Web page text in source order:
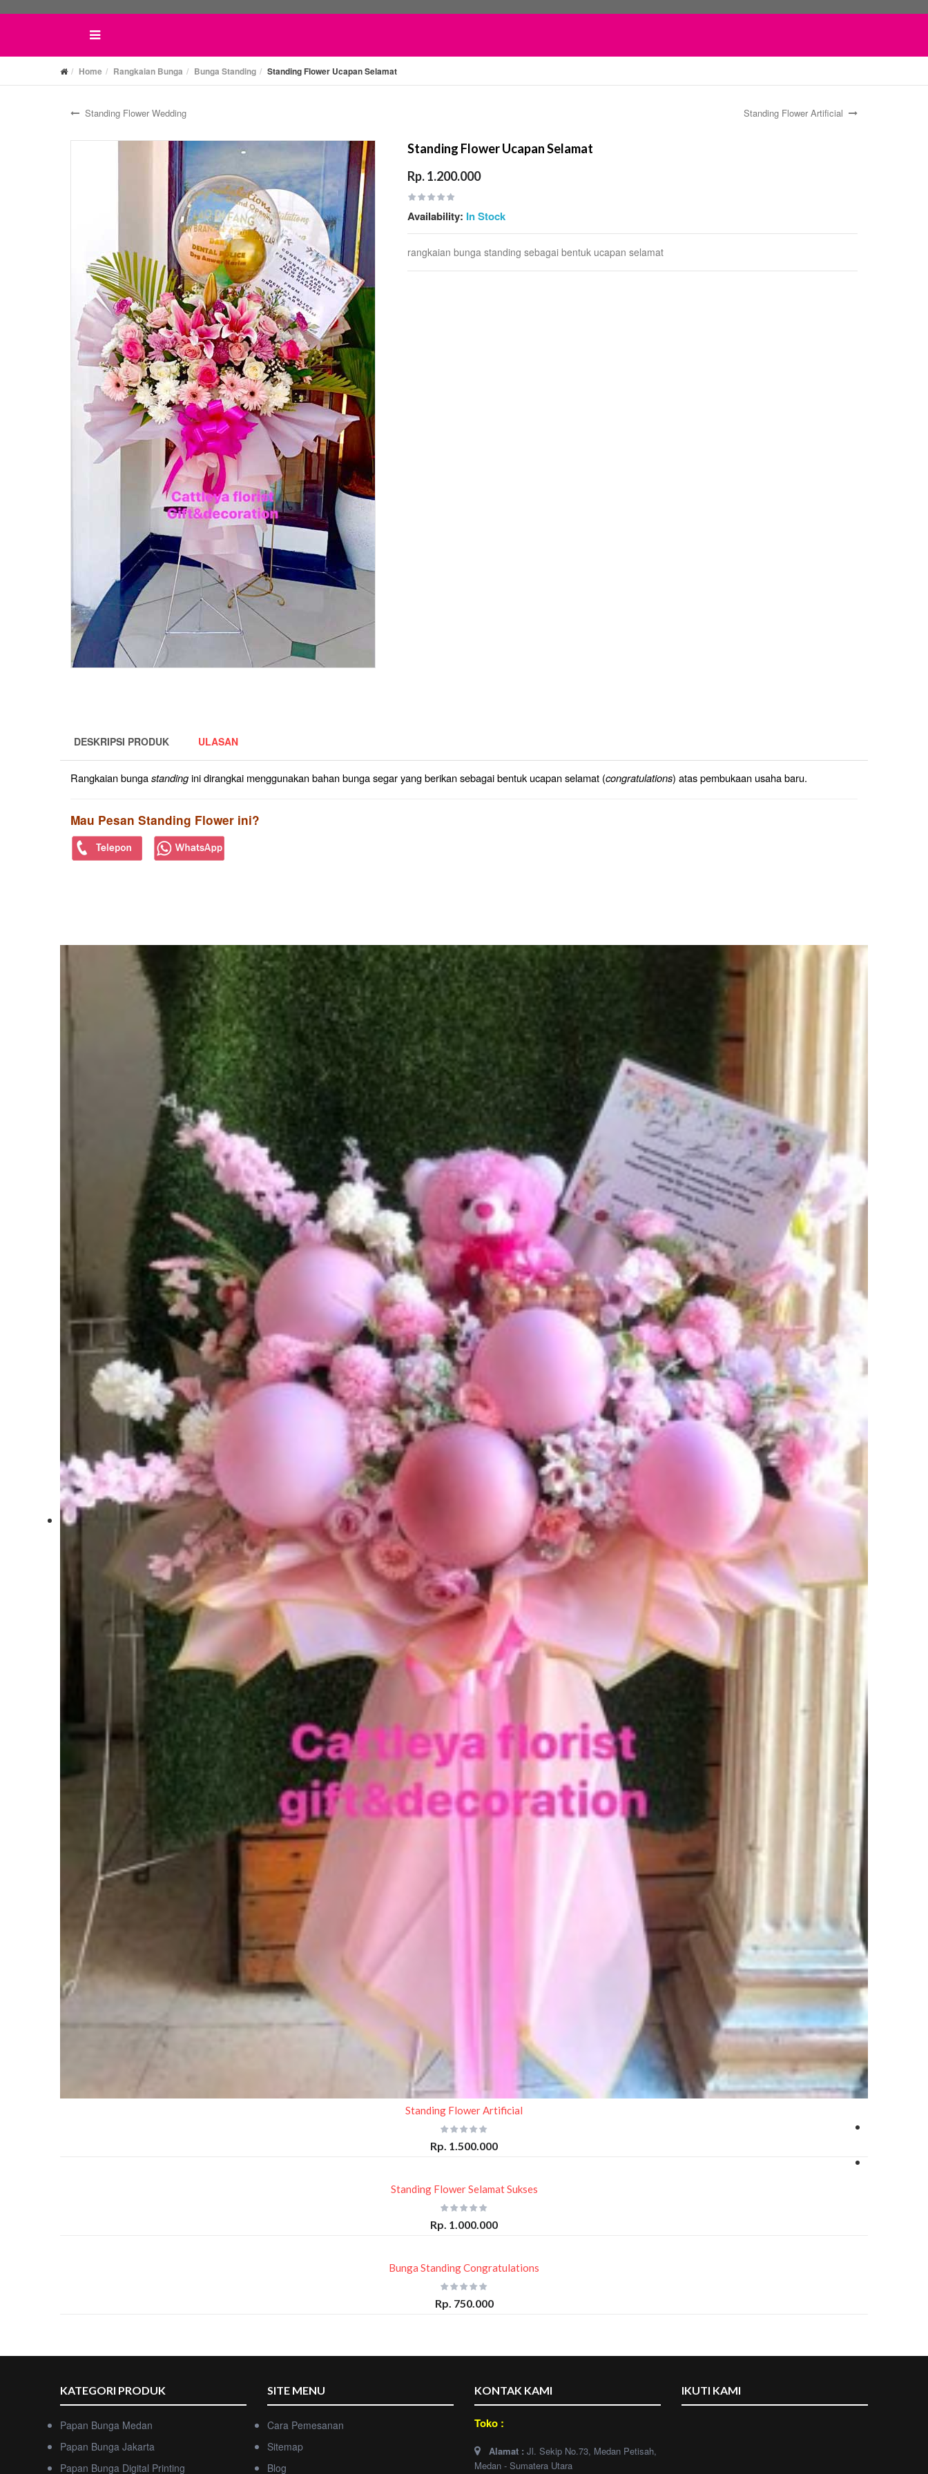
Home Rangkaian Bunga Bunga Standing Standing Flower Ucapan Selamat
Standing Flower Wedding Standing Flower Artificial
Standing Flower Ucapan Selamat
Rp. 1.200.000
Availability: In Stock
rangkaian bunga standing sebagai bentuk ucapan selamat
DESKRIPSI PRODUK ULASAN
Rangkaian bungastandingini dirangkai menggunakan bahan bunga segar yang berikan sebagai bentuk ucapan selamat (congratulations) atas pembukaan usaha baru.
Mau Pesan Standing Flower ini?
Standing Flower Artificial
Rp. 1.500.000
Standing Flower Selamat Sukses
Rp. 1.000.000
Bunga Standing Congratulations
Rp. 750.000
KATEGORI PRODUK
Papan Bunga Medan
Papan Bunga Jakarta
Papan Bunga Digital Printing
SITE MENU
Cara Pemesanan
Sitemap
Blog
KONTAK KAMI
Toko :
Alamat : Jl. Sekip No.73, Medan Petisah,
Medan - Sumatera Utara
IKUTI KAMI